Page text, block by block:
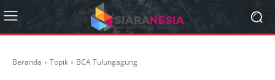
Beranda Topik BCA Tulungagung